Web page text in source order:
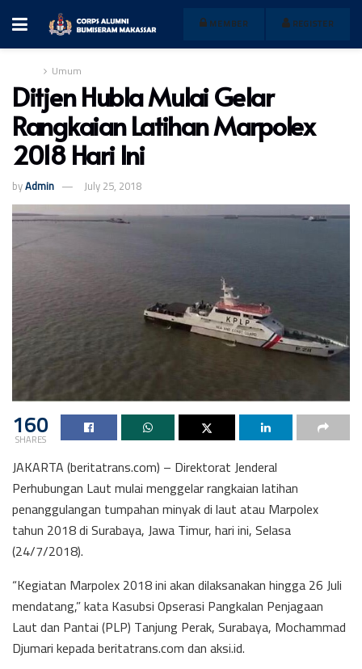
MEMBER REGISTER
Umum
Ditjen Hubla Mulai Gelar
Rangkaian Latihan Marpolex
2018 Hari Ini
byAdmin July 25, 2018
160
SHARES
JAKARTA (beritatrans.com) – Direktorat Jenderal
Perhubungan Laut mulai menggelar rangkaian latihan
penanggulangan tumpahan minyak di laut atau Marpolex
tahun 2018 di Surabaya, Jawa Timur, hari ini, Selasa
(24/7/2018).
“Kegiatan Marpolex 2018 ini akan dilaksanakan hingga 26 Juli
mendatang,” kata Kasubsi Opserasi Pangkalan Penjagaan
Laut dan Pantai (PLP) Tanjung Perak, Surabaya, Mochammad
Djumari kepada beritatrans.com dan aksi.id.